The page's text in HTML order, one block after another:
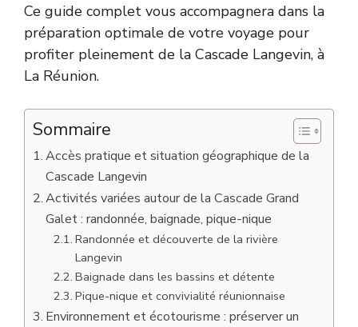
Ce guide complet vous accompagnera dans la
préparation optimale de votre voyage pour
profiter pleinement de la Cascade Langevin, à
La Réunion.
Sommaire
Accès pratique et situation géographique de la
Cascade Langevin
Activités variées autour de la Cascade Grand
Galet : randonnée, baignade, pique-nique
Randonnée et découverte de la rivière
Langevin
Baignade dans les bassins et détente
Pique-nique et convivialité réunionnaise
Environnement et écotourisme : préserver un